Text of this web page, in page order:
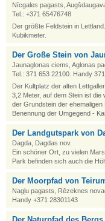
Nīcgales pagasts,
Tel.: +371 65476748
Der größte Feldstein in
Kubikmeter.
Der Große Stein von
Jaunaglonas ciems, Aglonas
Tel.: 371 653 22100. Handy
Der Kultplatz der alten
3,2 Meter, auf dem Stein ist
der Grundstein der ehemaligen
Benennung der Umgegend -
Der Landgutspark von
Dagda, Dagdas nov.
Ein schöner Ort, zu vielen
Park befinden sich auch die
Der Moorpfad von
Nagļu pagasts, Rēzeknes
Handy +371 28301143